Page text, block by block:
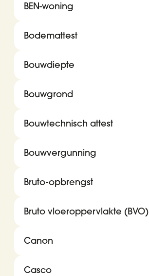
BEN-woning
Bodemattest
Bouwdiepte
Bouwgrond
Bouwtechnisch attest
Bouwvergunning
Bruto-opbrengst
Bruto vloeroppervlakte (BVO)
Canon
Casco